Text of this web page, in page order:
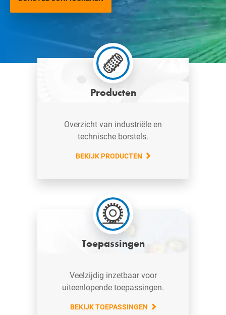
Producten
Overzicht van industriële en
technische borstels.
BEKIJK PRODUCTEN
Toepassingen
Veelzijdig inzetbaar voor
uiteenlopende toepassingen.
BEKIJK TOEPASSINGEN